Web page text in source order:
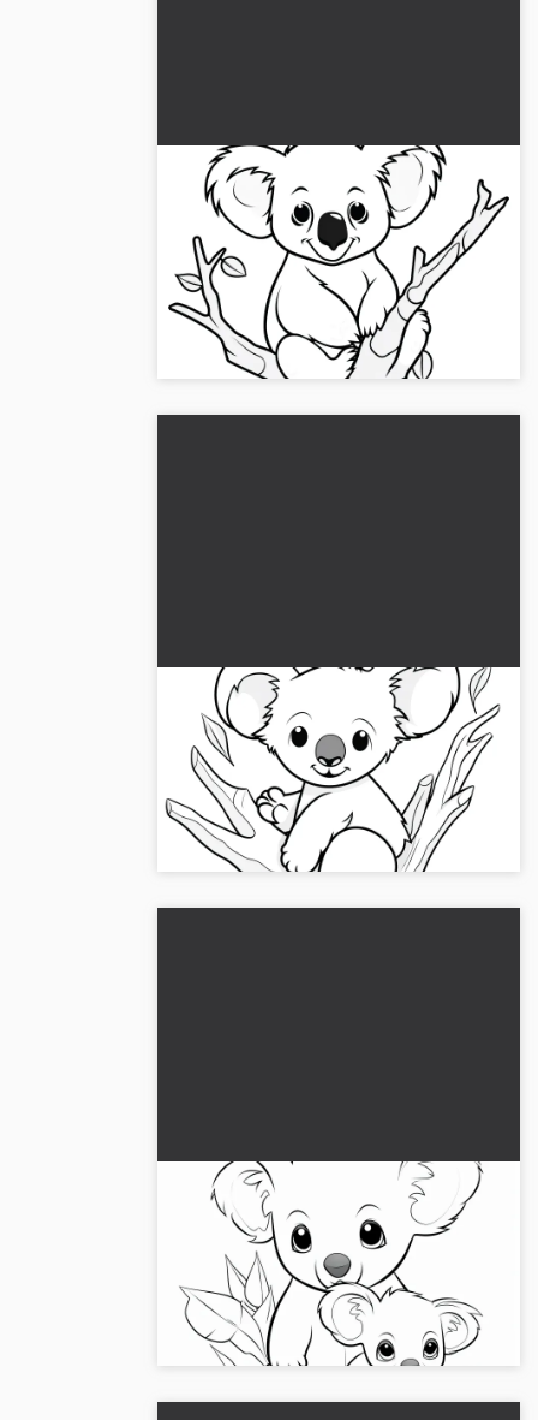
Koalakarhu puussa: Helppo
värityskuva lapsille (Ilmainen)
Koalakarhumme värityskuva näyttää sen
mukavasti puussa ja sitä voi ladata
ilmaiseksi. Hanki kuva ilman
rekisteröitymistä!...
Pieni suloinen koalakarhu:
Värityskuva (Ilmainen)
Löydä suloinen koalakarhu värityskuvana.
Ilmainen lataus, väritä verkossa tai tulosta.
Ole luova!...
Söpö koala-emo ja sen poikanen:
värityskuva ilmaiseksi
ladattavissa
Kokemus söpöstä koala-äidistä ja sen
poikasesta ja lataa värityskuva ilmaiseksi.
Nyt saatavilla verkossa ja ladattavissa!...